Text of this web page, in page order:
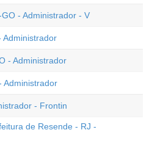
- Administrador - V
Administrador
- Administrador
Administrador
- Frontin
de Resende - RJ -